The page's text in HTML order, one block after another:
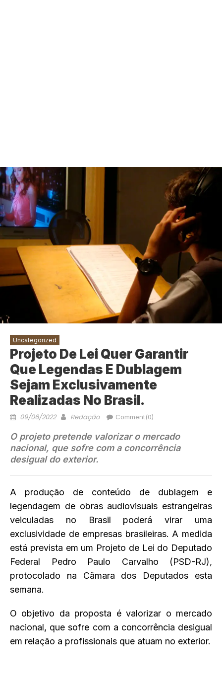
Uncategorized
Projeto De Lei Quer Garantir
Que Legendas E Dublagem
Sejam Exclusivamente
Realizadas No Brasil.
09/06/2022 Redação Comment(0)
O projeto pretende valorizar o mercado
nacional, que sofre com a concorrência
desigual do exterior.
A produção de conteúdo de dublagem e
legendagem de obras audiovisuais estrangeiras
veiculadas no Brasil poderá virar uma
exclusividade de empresas brasileiras. A medida
está prevista em um Projeto de Lei do Deputado
Federal Pedro Paulo Carvalho (PSD-RJ),
protocolado na Câmara dos Deputados esta
semana.
O objetivo da proposta é valorizar o mercado
nacional, que sofre com a concorrência desigual
em relação a profissionais que atuam no exterior.